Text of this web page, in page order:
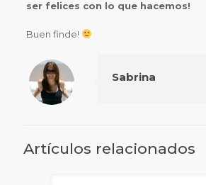
ser felices con lo que hacemos!
Buen finde!
Sabrina
Artículos relacionados